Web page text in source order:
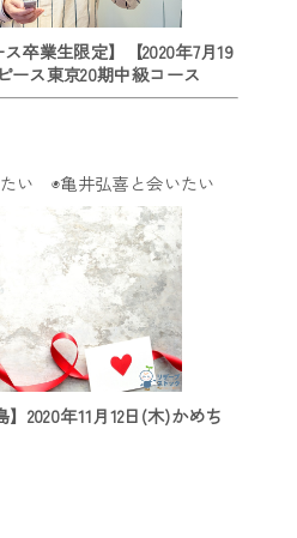
卒業生限定】【2020年7月19
ース東京20期中級コース
い ◉亀井弘喜と会いたい
2020年11月12日(木)かめち